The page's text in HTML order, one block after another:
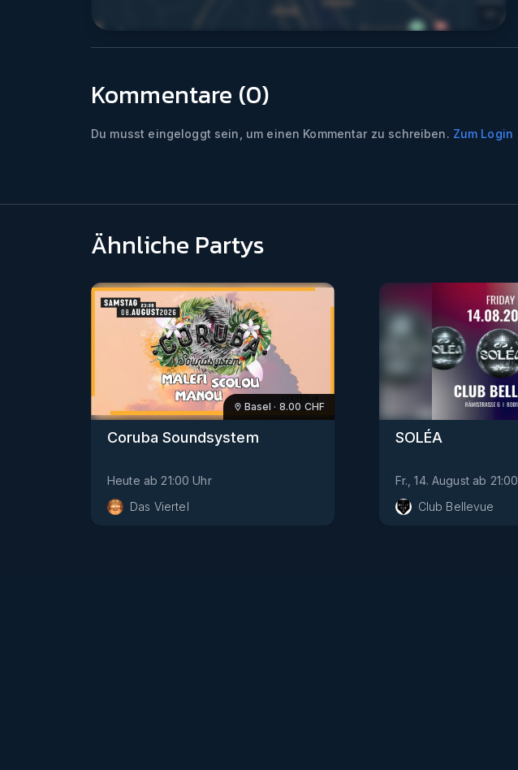
Kommentare (0)
Du musst eingeloggt sein, um einen Kommentar zu schreiben. Zum Login
Ähnliche Partys
Basel · 8.00 CHF
Coruba Soundsystem
Heute ab 21:00 Uhr
Das Viertel
SOLÉA
Fr., 14. August ab 21:00
Club Bellevue